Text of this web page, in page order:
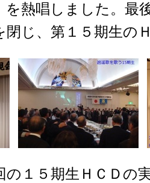
を熱唱しました。最
閉じ、第１５期生の
１５期生ＨＣＤの